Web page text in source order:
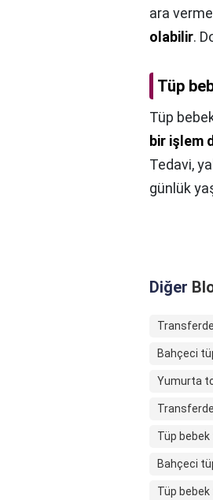
ara
olabilir.
Tüp
Tüp
bir işlem
Tedavi,
günlük
Diğer
Bahçeci
Yumurta
Tüp bebek
Bahçeci
Tüp bebek